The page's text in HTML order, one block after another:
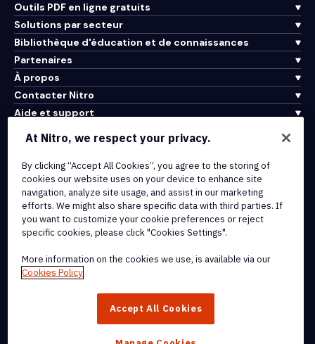
Outils PDF en ligne gratuits
Solutions par secteur
Bibliothèque d'éducation et de connaissances
Partenaires
À propos
Contacter Nitro
Aide et support
Conditions d'utilisation
Politique de cookies
Politique de copyright
Toutes les conditions et politiques
marques commerciales de Nitro Software, Inc. ou de ses affiliés
At Nitro, we respect your privacy.
By clicking “Accept All Cookies”, you agree to the storing of
cookies our website uses on your device to enhance site
navigation, analyze site usage, and assist in our marketing
efforts. We might also share specific data with third parties. If
you want to customize your cookie preferences or reject
specific cookies, please click "Cookies Settings".
More information on the cookies we use, is available via our
Cookies Policy
Accept All Cookies